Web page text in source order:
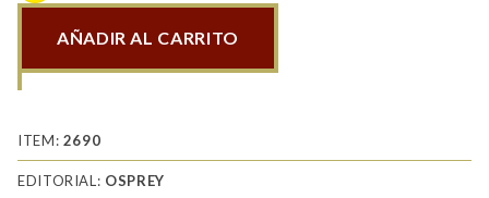
1B
Units
in
AÑADIR AL CARRITO
ITEM: 2690
EDITORIAL: OSPREY